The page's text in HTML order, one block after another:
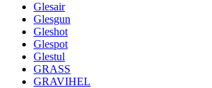
Glesair
Glesgun
Gleshot
Glespot
Glestul
GRASS
GRAVIHEL